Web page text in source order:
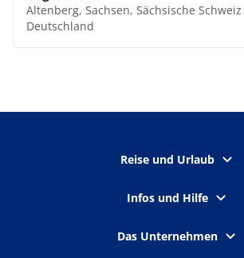
Altenberg, Sachsen, Sächsische
Deutschland
Reise und Urlaub
Infos und Hilfe
Das Unternehmen